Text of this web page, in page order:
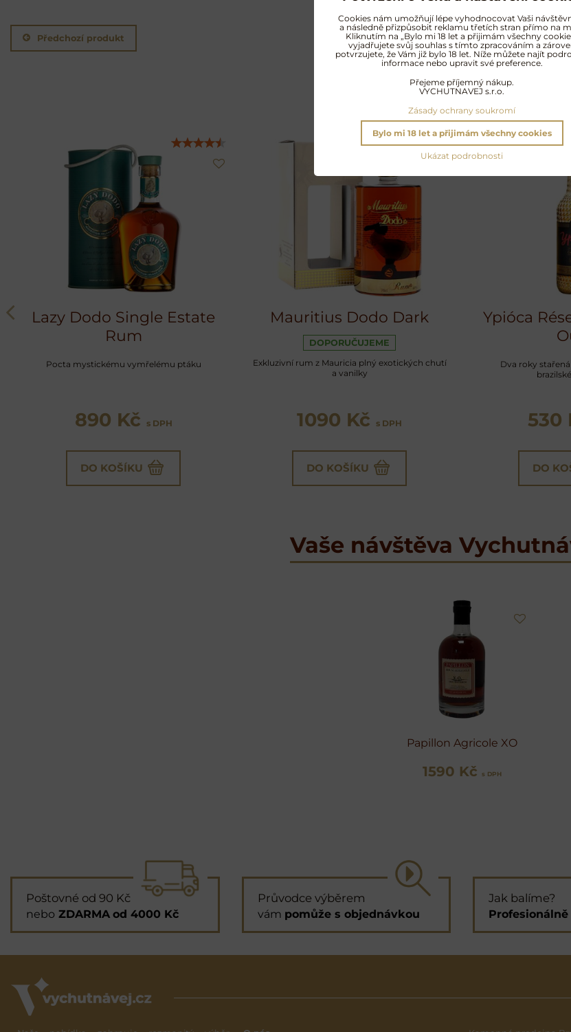
Předchozí produkt
Další oblíbené
Lazy Dodo Single Estate
Rum
Pocta mystickému vymřelému ptáku
890 Kč s DPH
DO KOŠÍKU
Mauritius Dodo Dark
DOPORUČUJEME
Exkluzivní rum z Mauricia plný exotických chutí
a vanilky
1090 Kč s DPH
DO KOŠÍKU
Ypióca
Dva roky
530
DO
Vaše návštěva
Papillon Agricole XO
1590 Kč s DPH
Poštovné od 90 Kč
nebo ZDARMA od 4000 Kč
Průvodce výběrem
vám pomůže s objednávkou
Jak balíme?
Profesionálně
Cookies nám umožňují lépe vyhodnocovat Vaši
a následně přizpůsobit reklamu třetích stran přímo na
Kliknutím na „Bylo mi 18 let a přijimám všechny
vyjadřujete svůj souhlas s tímto zpracováním a
potvrzujete, že Vám již bylo 18 let. Níže můžete najít
informace nebo upravit své preference.
Přejeme příjemný nákup.
VYCHUTNAVEJ s.r.o.
Zásady ochrany soukromí
Ukázat podrobnosti
Bylo mi 18 let a přijimám všechny cookies